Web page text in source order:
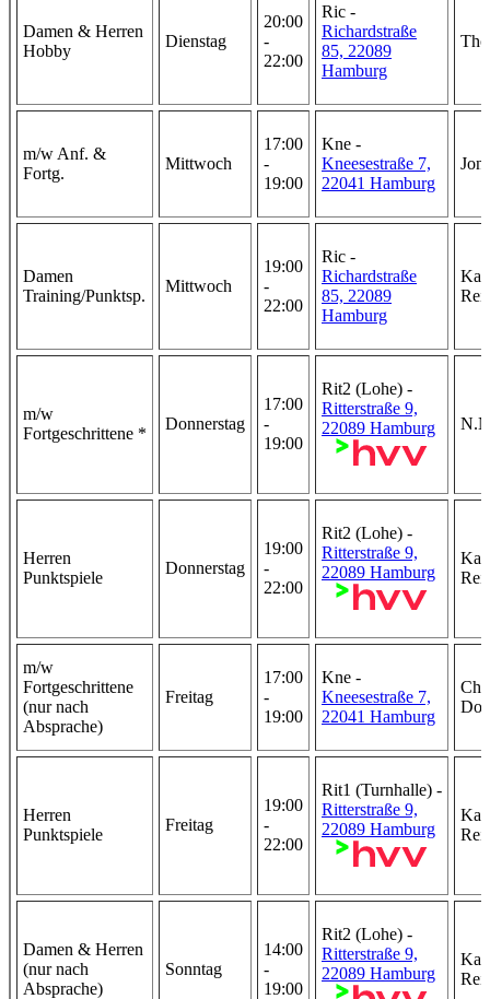
Damen & Herren
Hobby
Dienstag
20:00
-
22:00
Ric -
Richardstraße
85, 22089
Hamburg
m/w Anf. &
Fortg.
Mittwoch
17:00
-
19:00
Kne -
Kneesestraße 7,
22041 Hamburg
Damen
Training/Punktsp.
Mittwoch
19:00
-
22:00
Ric -
Richardstraße
85, 22089
Hamburg
m/w
Fortgeschrittene *
Donnerstag
17:00
-
19:00
Rit2 (Lohe) -
Ritterstraße 9,
22089 Hamburg
Herren
Punktspiele
Donnerstag
19:00
-
22:00
Rit2 (Lohe) -
Ritterstraße 9,
22089 Hamburg
m/w
Fortgeschrittene
(nur nach
Absprache)
Freitag
17:00
-
19:00
Kne -
Kneesestraße 7,
22041 Hamburg
Herren
Punktspiele
Freitag
19:00
-
22:00
Rit1 (Turnhalle) -
Ritterstraße 9,
22089 Hamburg
Damen & Herren
(nur nach
Absprache)
Sonntag
14:00
-
19:00
Rit2 (Lohe) -
Ritterstraße 9,
22089 Hamburg